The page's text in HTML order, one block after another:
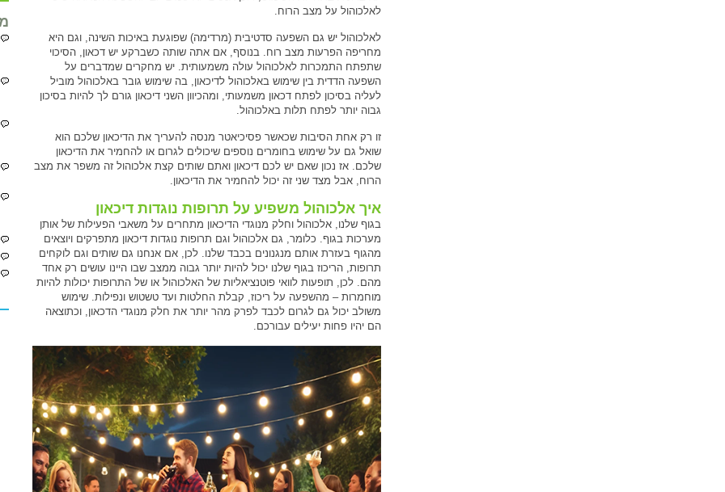
לאלכוהול על מצב הרוח.
לאלכוהול יש גם השפעה סדטיבית (מרדימה) שפוגעת באיכות השינה, וגם היא
מחריפה הפרעות מצב רוח. בנוסף, אם אתה שותה כשברקע יש דכאון, הסיכוי
שתפתח התמכרות לאלכוהול עולה משמעותית. יש מחקרים שמדברים על
השפעה הדדית בין שימוש באלכוהול לדיכאון, בה שימוש גובר באלכוהול מוביל
לעליה בסיכון לפתח דכאון משמעותי, ומהכיוון השני דיכאון גורם לך להיות בסיכון
גבוה יותר לפתח תלות באלכוהול.
זו רק אחת הסיבות שכאשר פסיכיאטר מנסה להעריך את הדיכאון שלכם הוא
שואל גם על שימוש בחומרים נוספים שיכולים לגרום או להחמיר את הדיכאון
שלכם. אז נכון שאם יש לכם דיכאון ואתם שותים קצת אלכוהול זה משפר את מצב
הרוח, אבל מצד שני זה יכול להחמיר את הדיכאון.
איך אלכוהול משפיע על תרופות נוגדות דיכאון
בגוף שלנו, אלכוהול וחלק מנוגדי הדיכאון מתחרים על משאבי הפעילות של אותן
מערכות בגוף. כלומר, גם אלכוהול וגם תרופות נוגדות דיכאון מתפרקים ויוצאים
מהגוף בעזרת אותם מנגנונים בכבד שלנו. לכן, אם אנחנו גם שותים וגם לוקחים
תרופות, הריכוז בגוף שלנו יכול להיות יותר גבוה ממצב שבו היינו עושים רק אחד
מהם. לכן, תופעות לוואי פוטנציאליות של האלכוהול או של התרופות יכולות להיות
מוחמרות – מהשפעה על ריכוז, קבלת החלטות ועד טשטוש ונפילות. שימוש
משולב יכול גם לגרום לכבד לפרק מהר יותר את חלק מנוגדי הדכאון, וכתוצאה
הם יהיו פחות יעילים עבורכם.